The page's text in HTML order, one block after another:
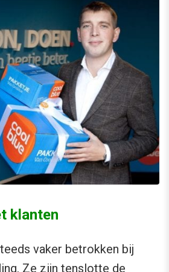
klanten
vaker betrokken bij
Ze zijn tenslotte de